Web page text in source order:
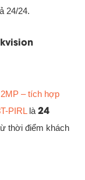
24/24.
– tích hợp
PIRLlà 24
thời điểm khách